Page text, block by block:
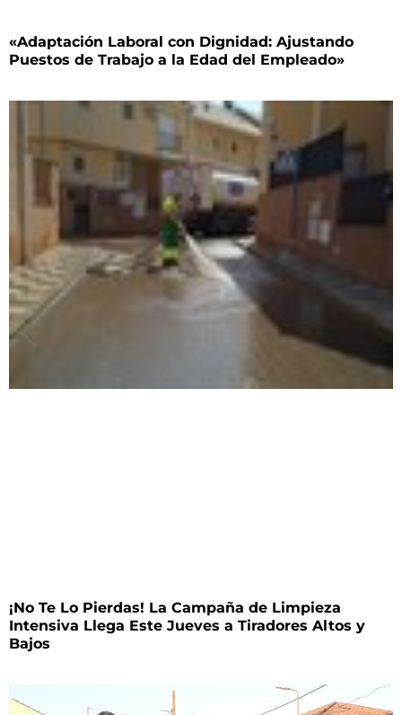
«Adaptación Laboral con Dignidad: Ajustando
Puestos de Trabajo a la Edad del Empleado»
¡No Te Lo Pierdas! La Campaña de Limpieza
Intensiva Llega Este Jueves a Tiradores Altos y
Bajos